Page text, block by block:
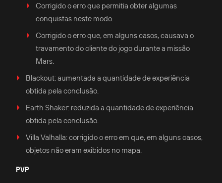
Corrigido o erro que permitia obter algumas
conquistas neste modo.
Corrigido o erro que, em alguns casos, causava o
travamento do cliente do jogo durante a missão
Mars.
Blackout: aumentada a quantidade de experiência
obtida pela conclusão.
Earth Shaker: reduzida a quantidade de experiência
obtida pela conclusão.
Villa Valhalla: corrigido o erro em que, em alguns casos,
objetos não eram exibidos no mapa.
PVP